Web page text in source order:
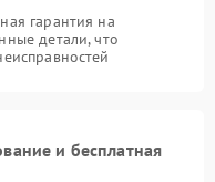
гарантия на
детали, что
и бесплатная